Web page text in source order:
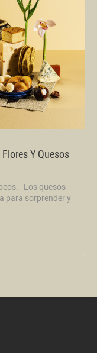
Y Quesos
Los quesos
para sorprender y